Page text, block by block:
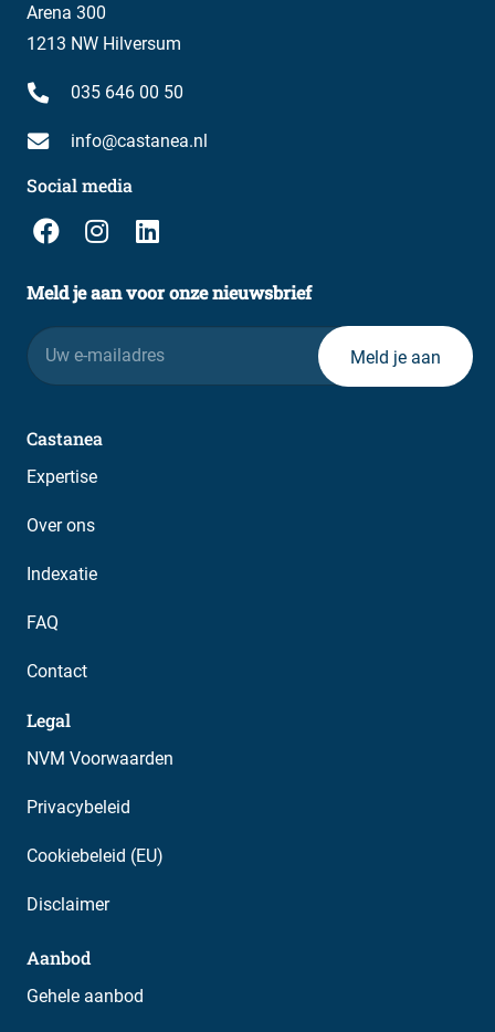
Arena 300
1213 NW Hilversum
035 646 00 50
info@castanea.nl
Social media
Meld je aan voor onze nieuwsbrief
E-
mailadres
Castanea
Expertise
Over ons
Indexatie
FAQ
Contact
Legal
NVM Voorwaarden
Privacybeleid
Cookiebeleid (EU)
Disclaimer
Aanbod
Gehele aanbod